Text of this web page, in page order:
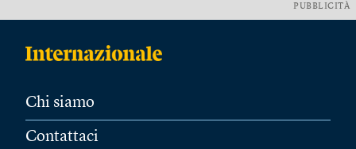
PUBBLICITÀ
Chi siamo
Contattaci